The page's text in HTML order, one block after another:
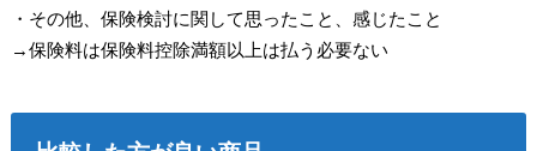
・その他、保険検討に関して思ったこと、感じたこと
→保険料は保険料控除満額以上は払う必要ない